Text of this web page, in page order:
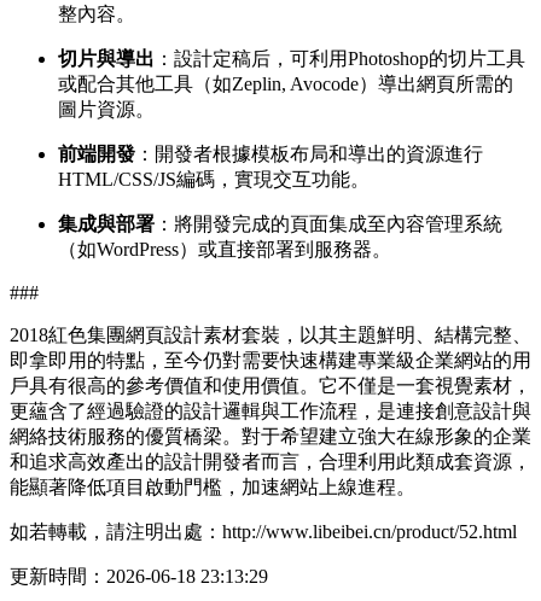
整內容。
切片與導出 ：設計定稿后，可利用Photoshop的切片工具
或配合其他工具（如Zeplin, Avocode）導出網頁所需的
圖片資源。
前端開發 ：開發者根據模板布局和導出的資源進行
HTML/CSS/JS編碼，實現交互功能。
集成與部署 ：將開發完成的頁面集成至內容管理系統
（如WordPress）或直接部署到服務器。
###
2018紅色集團網頁設計素材套裝，以其主題鮮明、結構完整、
即拿即用的特點，至今仍對需要快速構建專業級企業網站的用
戶具有很高的參考價值和使用價值。它不僅是一套視覺素材，
更蘊含了經過驗證的設計邏輯與工作流程，是連接創意設計與
網絡技術服務的優質橋梁。對于希望建立強大在線形象的企業
和追求高效產出的設計開發者而言，合理利用此類成套資源，
能顯著降低項目啟動門檻，加速網站上線進程。
如若轉載，請注明出處：http://www.libeibei.cn/product/52.html
更新時間：2026-06-18 23:13:29